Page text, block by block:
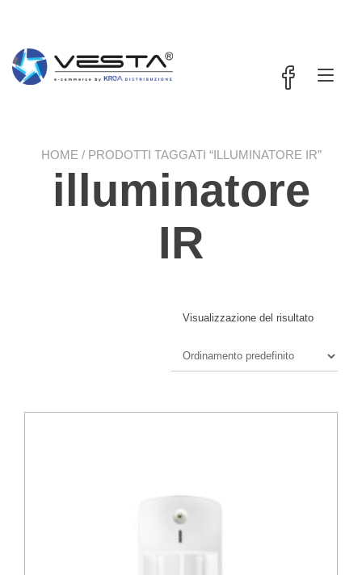
HOME / PRODOTTI TAGGATI “ILLUMINATORE IR”
illuminatore
IR
Visualizzazione del risultato